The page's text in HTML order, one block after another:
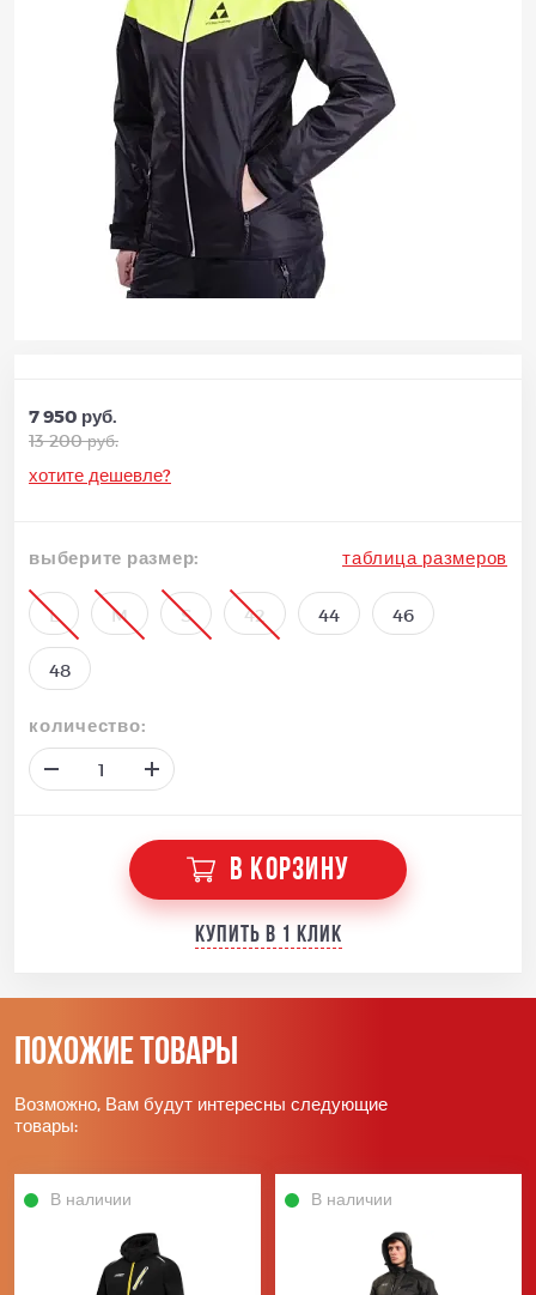
7 950 руб.
13 200 руб.
хотите дешевле?
выберите размер: таблица размеров
L M S 42 44 46
48
количество:
В КОРЗИНУ
Купить в 1 клик
Похожие товары
Возможно, Вам будут интересны следующие
товары:
В наличии В наличии